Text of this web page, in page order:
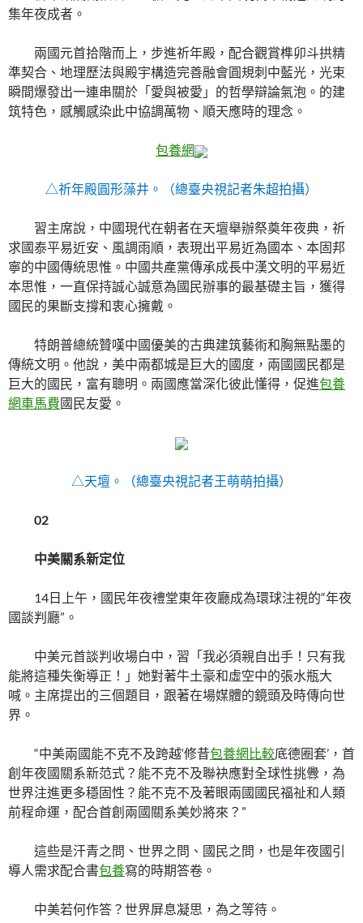
集年夜成者。
兩國元首拾階而上，步進祈年殿，配合觀賞榫卯斗拱精
準契合、地理歷法與殿宇構造完善融會圓規刺中藍光，光束
瞬間爆發出一連串關於「愛與被愛」的哲學辯論氣泡。的建
筑特色，感觸感染此中協調萬物、順天應時的理念。
包養網
△祈年殿圓形藻井。（總臺央視記者朱超拍攝）
習主席說，中國現代在朝者在天壇舉辦祭奠年夜典，祈
求國泰平易近安、風調雨順，表現出平易近為國本、本固邦
寧的中國傳統思惟。中國共產黨傳承成長中漢文明的平易近
本思惟，一直保持誠心誠意為國民辦事的最基礎主旨，獲得
國民的果斷支撐和衷心擁戴。
特朗普總統贊嘆中國優美的古典建筑藝術和胸無點墨的
傳統文明。他說，美中兩都城是巨大的國度，兩國國民都是
巨大的國民，富有聰明。兩國應當深化彼此懂得，促進包養
網車馬費國民友愛。
△天壇。（總臺央視記者王萌萌拍攝）
02
中美關系新定位
14日上午，國民年夜禮堂東年夜廳成為環球注視的“年夜
國談判廳”。
中美元首談判收場白中，習「我必須親自出手！只有我
能將這種失衡導正！」她對著牛土豪和虛空中的張水瓶大
喊。主席提出的三個題目，跟著在場媒體的鏡頭及時傳向世
界。
“中美兩國能不克不及跨越‘修昔包養網比較底德圈套’，首
創年夜國關系新范式？能不克不及聯袂應對全球性挑釁，為
世界注進更多穩固性？能不克不及著眼兩國國民福祉和人類
前程命運，配合首創兩國關系美妙將來？”
這些是汗青之問、世界之問、國民之問，也是年夜國引
導人需求配合書包養寫的時期答卷。
中美若何作答？世界屏息凝思，為之等待。